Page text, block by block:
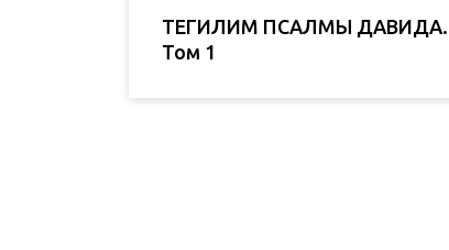
ТЕГИЛИМ ПСАЛМЫ ДАВИДА.
Том 1